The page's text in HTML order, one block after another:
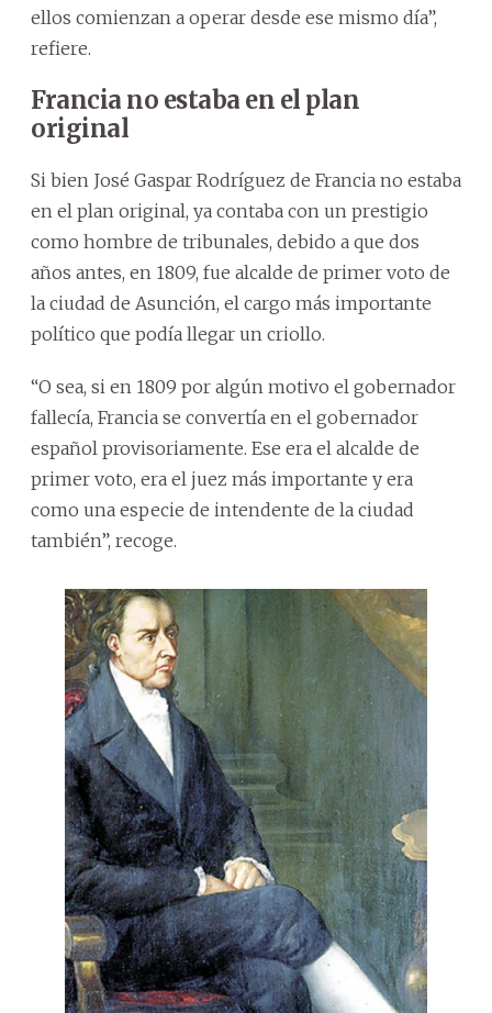
ellos comienzan a operar desde ese mismo día”,
refiere.
Francia no estaba en el plan
original
Si bien José Gaspar Rodríguez de Francia no estaba
en el plan original, ya contaba con un prestigio
como hombre de tribunales, debido a que dos
años antes, en 1809, fue alcalde de primer voto de
la ciudad de Asunción, el cargo más importante
político que podía llegar un criollo.
“O sea, si en 1809 por algún motivo el gobernador
fallecía, Francia se convertía en el gobernador
español provisoriamente. Ese era el alcalde de
primer voto, era el juez más importante y era
como una especie de intendente de la ciudad
también”, recoge.